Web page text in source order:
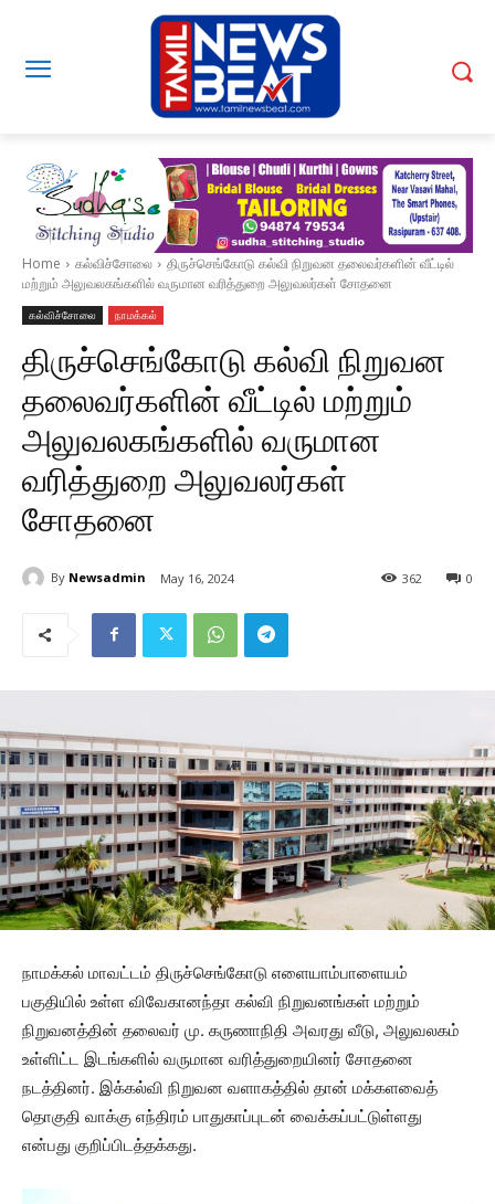
Home கல்விச்சோலை
திருச்செங்கோடு கல்வி நிறுவன தலைவர்களின் வீட்டில்
மற்றும் அலுவலகங்களில் வருமான வரித்துறை அலுவலர்கள் சோதனை
கல்விச்சோலை நாமக்கல்
திருச்செங்கோடு கல்வி நிறுவன
தலைவர்களின் வீட்டில் மற்றும்
அலுவலகங்களில் வருமான
வரித்துறை அலுவலர்கள்
சோதனை
By Newsadmin May 16, 2024 0
362
நாமக்கல் மாவட்டம் திருச்செங்கோடு எளையாம்பாளையம்
பகுதியில் உள்ள விவேகானந்தா கல்வி நிறுவனங்கள் மற்றும்
நிறுவனத்தின் தலைவர் மு. கருணாநிதி அவரது வீடு, அலுவலகம்
உள்ளிட்ட இடங்களில் வருமான வரித்துறையினர் சோதனை
நடத்தினர். இக்கல்வி நிறுவன வளாகத்தில் தான் மக்களவைத்
தொகுதி வாக்கு எந்திரம் பாதுகாப்புடன் வைக்கப்பட்டுள்ளது
என்பது குறிப்பிடத்தக்கது.